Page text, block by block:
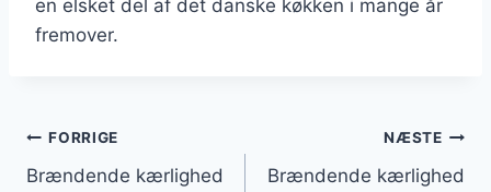
en elsket del af det danske køkken i mange år
fremover.
Indlægsnavigation
FORRIGE
Brændende kærlighed
NÆSTE
Brændende kærlighed